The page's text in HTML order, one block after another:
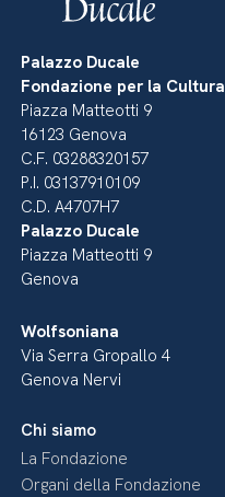
Palazzo Ducale
Fondazione per la Cultura
Piazza Matteotti 9
16123 Genova
C.F. 03288320157
P.I. 03137910109
C.D. A4707H7
Palazzo Ducale
Piazza Matteotti 9
Genova
Wolfsoniana
Via Serra Gropallo 4
Genova Nervi
Chi siamo
La Fondazione
Organi della Fondazione